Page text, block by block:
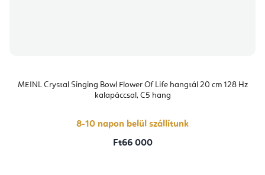
MEINL Crystal Singing Bowl Flower Of Life hangtál 20 cm 128 Hz
kalapáccsal, C5 hang
8-10 napon belül szállítunk
Ft66 000